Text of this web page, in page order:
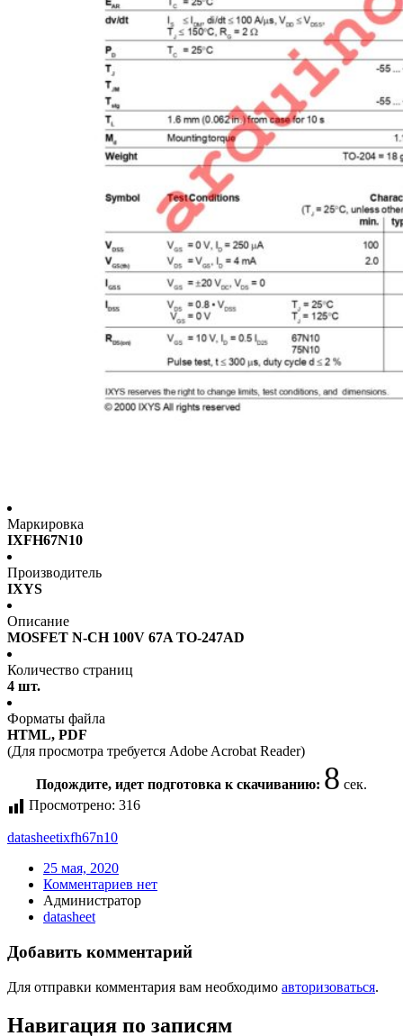
Маркировка
IXFH67N10
Производитель
IXYS
Описание
MOSFET N-CH 100V 67A TO-247AD
Количество страниц
4 шт.
Форматы файла
HTML, PDF
(Для просмотра требуется Adobe Acrobat Reader)
Подождите, идет подготовка к скачиванию: 8 сек.
Просмотрено: 316
datasheetixfh67n10
25 мая, 2020
Комментариев нет
Администратор
datasheet
Добавить комментарий
Для отправки комментария вам необходимо авторизоваться.
Навигация по записям